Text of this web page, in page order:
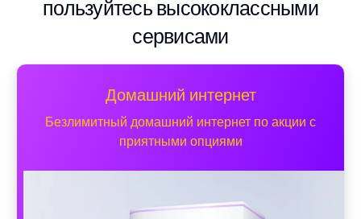
пользуйтесь высококлассными
сервисами
Домашний интернет
Безлимитный домашний интернет по акции с
приятными опциями